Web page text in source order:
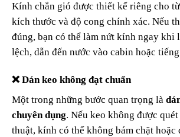
Kính chắn gió được thiết kế riêng cho
kích thước và độ cong chính xác. Nếu
đúng, bạn có thể làm nứt kính ngay khi
lệch, dẫn đến nước vào cabin hoặc
❌ Dán keo không đạt chuẩn
Một trong những bước quan trọng là
chuyên dụng. Nếu keo không được
thuật, kính có thể không bám chặt